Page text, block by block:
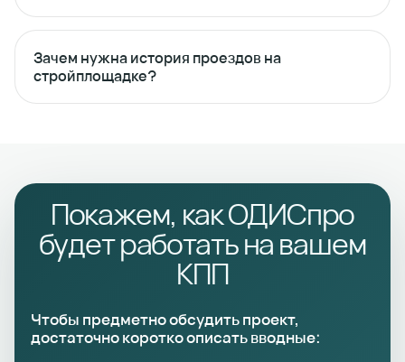
Зачем нужна история проездов на
стройплощадке?
Покажем, как ОДИСпро
будет работать на вашем
КПП
Чтобы предметно обсудить проект,
достаточно коротко описать вводные: